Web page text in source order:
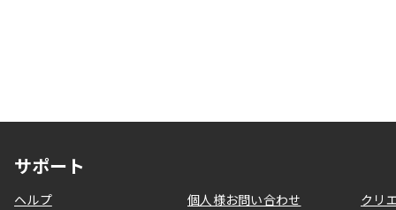
サポート
ヘルプ 個人様お問い合わせ
クリ